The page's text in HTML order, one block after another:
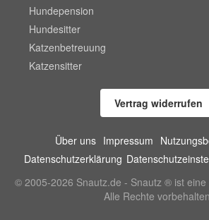
Hundepension
Hundesitter
Katzenbetreuung
Katzensitter
Vertrag widerrufen
Über uns Impressum
Datenschutzerklärung
© 2005-2026 Snautz.de - Snautz ® ist
Alle Rechte